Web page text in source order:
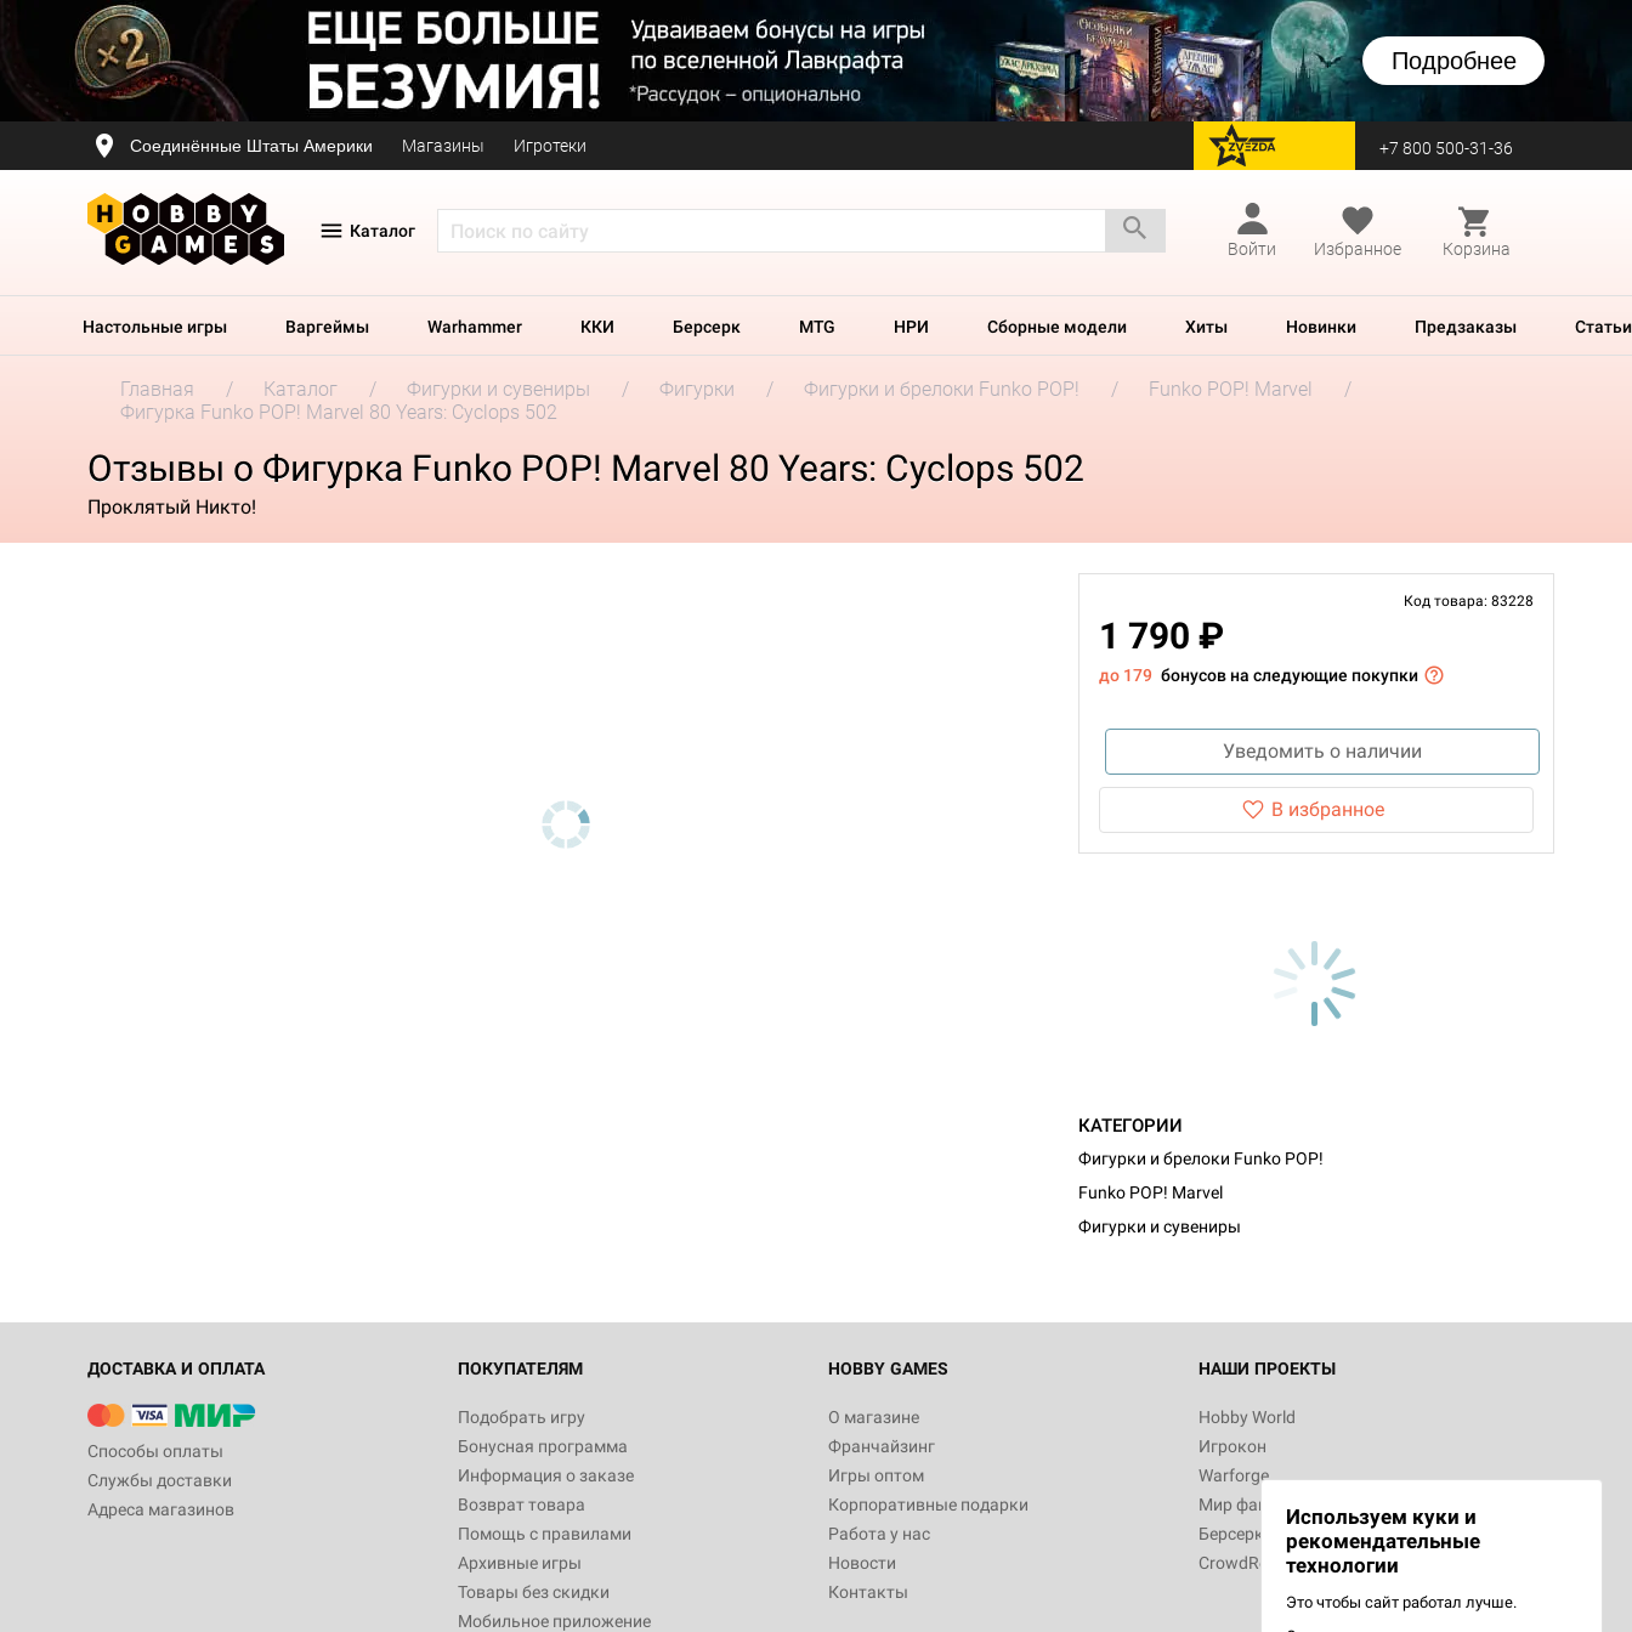
Подробнее
Соединённые Штаты Америки Магазины Игротеки перейти на Zvezda +7 800 500-31-36
Каталог
Войти
Избранное Корзина
Настольные игры Варгеймы Warhammer ККИ Берсерк MTG НРИ Сборные модели Хиты Новинки Предзаказы Статьи
Главная Каталог Фигурки и сувениры Фигурки Фигурки и брелоки Funko POP!
Funko POP! Marvel
Фигурка Funko POP! Marvel 80 Years: Cyclops 502
Отзывы о Фигурка Funko POP! Marvel 80 Years: Cyclops 502
Проклятый Никто!
Код товара: 83228
1 790 ₽
до 179 бонусов на следующие покупки
Уведомить о наличии
В избранное
КАТЕГОРИИ
Фигурки и брелоки Funko POP!
Funko POP! Marvel
Фигурки и сувениры
ДОСТАВКА И ОПЛАТА
Способы оплаты
Службы доставки
Адреса магазинов
ПОКУПАТЕЛЯМ
Подобрать игру
Бонусная программа
Информация о заказе
Возврат товара
Помощь с правилами
Архивные игры
Товары без скидки
Мобильное приложение
HOBBY GAMES
О магазине
Франчайзинг
Игры оптом
Корпоративные подарки
Работа у нас
Новости
Контакты
НАШИ ПРОЕКТЫ
Hobby World
Игрокон
Warforge
Мир фантастики
Берсерк
CrowdRepublic
Используем куки и
рекомендательные
технологии
Это чтобы сайт работал лучше.